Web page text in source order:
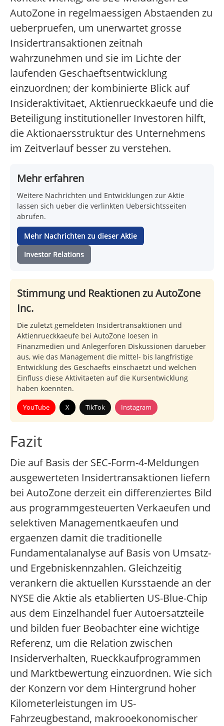
AutoZone in regelmaessigen Abstaenden zu
ueberpruefen, um unerwartet grosse
Insidertransaktionen zeitnah
wahrzunehmen und sie im Lichte der
laufenden Geschaeftsentwicklung
einzuordnen; der kombinierte Blick auf
Insideraktivitaet, Aktienrueckkaeufe und die
Beteiligung institutioneller Investoren hilft,
die Aktionaersstruktur des Unternehmens
im Zeitverlauf besser zu verstehen.
Mehr erfahren
Weitere Nachrichten und Entwicklungen zur Aktie
lassen sich ueber die verlinkten Uebersichtsseiten
abrufen.
Mehr Nachrichten zu dieser Aktie
Investor Relations
Stimmung und Reaktionen zu AutoZone
Inc.
Die zuletzt gemeldeten Insidertransaktionen und
Aktienrueckkaeufe bei AutoZone loesen in
Finanzmedien und Anlegerforen Diskussionen darueber
aus, wie das Management die mittel- bis langfristige
Entwicklung des Geschaefts einschaetzt und welchen
Einfluss diese Aktivitaeten auf die Kursentwicklung
haben koennten.
YouTube X TikTok Instagram
Fazit
Die auf Basis der SEC-Form-4-Meldungen
ausgewerteten Insidertransaktionen liefern
bei AutoZone derzeit ein differenziertes Bild
aus programmgesteuerten Verkaeufen und
selektiven Managementkaeufen und
ergaenzen damit die traditionelle
Fundamentalanalyse auf Basis von Umsatz-
und Ergebniskennzahlen. Gleichzeitig
verankern die aktuellen Kursstaende an der
NYSE die Aktie als etablierten US-Blue-Chip
aus dem Einzelhandel fuer Autoersatzteile
und bilden fuer Beobachter eine wichtige
Referenz, um die Relation zwischen
Insiderverhalten, Rueckkaufprogrammen
und Marktbewertung einzuordnen. Wie sich
der Konzern vor dem Hintergrund hoher
Kilometerleistungen im US-
Fahrzeugbestand, makrooekonomischer